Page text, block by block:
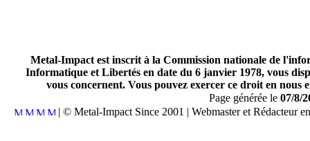
Metal-Impact est inscrit à la Commission nationale de
Informatique et Libertés en date du 6 janvier 1978, vous
vous concernent. Vous pouvez exercer ce droit en
Page générée le 07/8/
| © Metal-Impact Since 2001 | Webmaster et Rédacteur